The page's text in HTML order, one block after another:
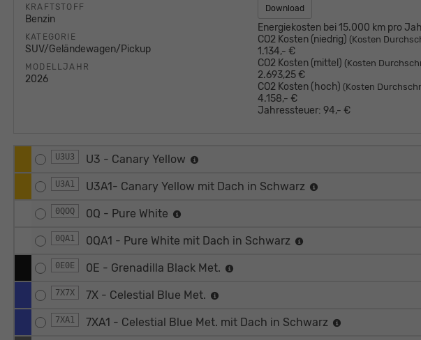
KRAFTSTOFF
Benzin
KATEGORIE
SUV/Geländewagen/Pickup
MODELLJAHR
2026
Download
Energiekosten bei 15.000 km pro
CO2 Kosten (niedrig) (Kosten
1.134,- €
CO2 Kosten (mittel) (Kosten
2.693,25 €
CO2 Kosten (hoch) (Kosten
4.158,- €
Jahressteuer: 94,- €
U3U3 U3 - Canary Yellow
U3A1 U3A1- Canary Yellow mit Dach in Schwarz
0QOQ 0Q - Pure White
0QA1 0QA1 - Pure White mit Dach in Schwarz
0E0E 0E - Grenadilla Black Met.
7X7X 7X - Celestial Blue Met.
7XA1 7XA1 - Celestial Blue Met. mit Dach in Schwarz